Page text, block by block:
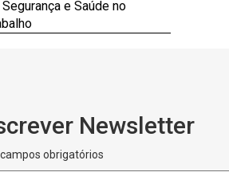
e Saúde no
Newsletter
obrigatórios